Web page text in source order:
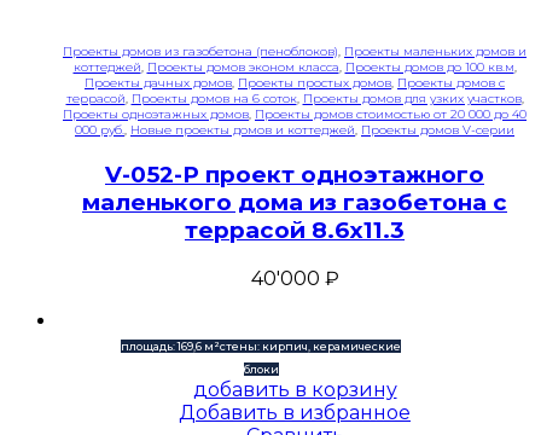
Проекты домов из газобетона (пеноблоков), Проекты маленьких домов и
коттеджей, Проекты домов эконом класса, Проекты домов до 100 кв.м,
Проекты дачных домов, Проекты простых домов, Проекты домов с
террасой, Проекты домов на 6 соток, Проекты домов для узких участков,
Проекты одноэтажных домов, Проекты домов стоимостью от 20 000 до 40
000 руб., Новые проекты домов и коттеджей, Проекты домов V-серии
V-052-P проект одноэтажного
маленького дома из газобетона с
террасой 8.6х11.3
40'000 ₽
площадь: 169,6 м²стены: кирпич, керамические
блоки
добавить в корзину
Добавить в избранное